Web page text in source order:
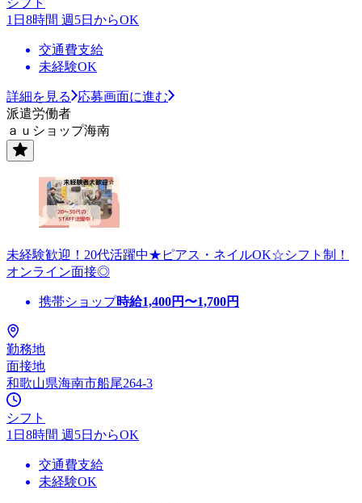
1日8時間 週5日からOK
交通費支給
未経験OK
詳細を見る
応募画面に進む
派遣労働者
ａｕショップ海南
未経験歓迎！20代活躍中★ピアス・ネイルOK☆シフト制！
オンライン面接◎
携帯ショップ時給1,400円〜1,700円
勤務地
面接地
和歌山県海南市船尾264-3
シフト
1日8時間 週5日からOK
交通費支給
未経験OK